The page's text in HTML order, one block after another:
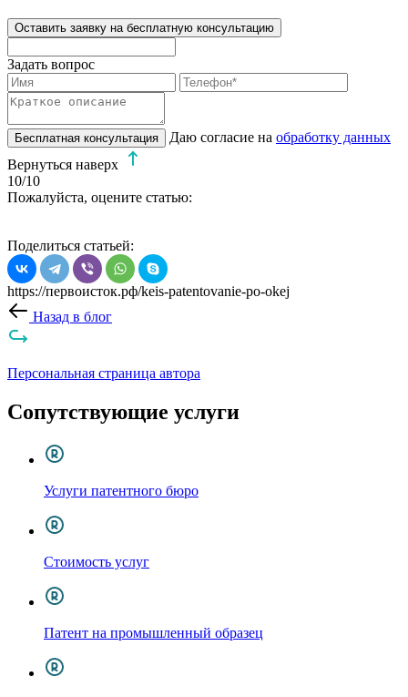
Оставить заявку на бесплатную консультацию
Задать вопрос
Бесплатная консультация Даю согласие на обработку данных
Вернуться наверх
10/10
Пожалуйста, оцените статью:
Поделиться статьей:
https://первоисток.рф/keis-patentovanie-po-okej
Назад в блог
Персональная страница автора
Сопутствующие услуги
Услуги патентного бюро
Стоимость услуг
Патент на промышленный образец